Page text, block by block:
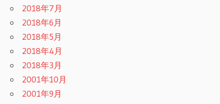
2018年7月
2018年6月
2018年5月
2018年4月
2018年3月
2001年10月
2001年9月